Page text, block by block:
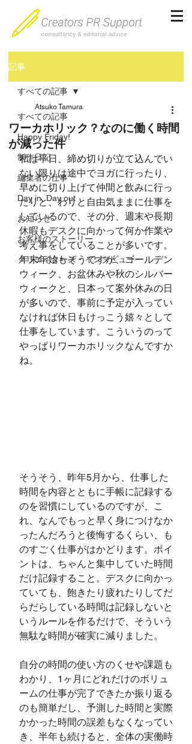
記事
すべての記事
Happy Friday!
制作日記
編集者の仕事
Day in, Day out
お知らせ
お客様のストーリー
クリエイターズ・インタビュー
すべての記事
ワーカホリック？なのに働く時間
が減った件
Atsuko Tamura
私は平日、締め切りが立て込んでい
ない限りは途中でヨガに行ったり、
早めに切り上げて仲間と飲みに行っ
たりと、わりと自由気ままに仕事を
しているので、その分、週末や長期
休暇もデスクに向かって何か作業や
考え事をしていることが多いです。
年末年始もそうですが、ゴールデン
ウィーク、お盆休みや秋のシルバー
ウィークと、日本って案外休みの日
が多いので、事前に予定が入ってい
なければ休日もけっこう嬉々として
仕事をしています。こういうのって
やっぱりワーカホリックなんですか
ね。
そうそう、昨年5月から、仕事した
時間を内容とともに手帳に記録する
のを習慣にしているのですが、こ
れ、なんでもっと早く身につけなか
ったんだろうと後悔するくらい、も
のすごく仕事がはかどります。ポイ
ントは、ちゃんと集中していた時間
だけ記録すること。デスクに向かっ
ていても、飽きたり疲れたりしてだ
らだらしている時間は記録しないと
いうルールを作るだけで、そういう
無駄な時間が確実に減りました。
自分の時間の使い方のくせや課題も
わかり、1ヶ月にどれだけのボリュ
ームの仕事が完了できたか振り返る
のも簡単だし、予測した時間と実際
かかった時間の誤差もなくなってい
き、半年も続けると、全体の実働時